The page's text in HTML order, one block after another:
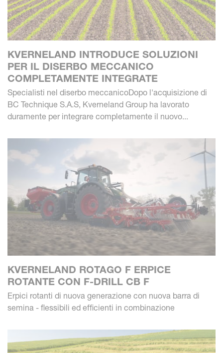
KVERNELAND INTRODUCE SOLUZIONI
PER IL DISERBO MECCANICO
COMPLETAMENTE INTEGRATE
Specialisti nel diserbo meccanicoDopo l'acquisizione di
BC Technique S.A.S, Kverneland Group ha lavorato
duramente per integrare completamente il nuovo...
KVERNELAND ROTAGO F ERPICE
ROTANTE CON F-DRILL CB F
Erpici rotanti di nuova generazione con nuova barra di
semina - flessibili ed efficienti in combinazione